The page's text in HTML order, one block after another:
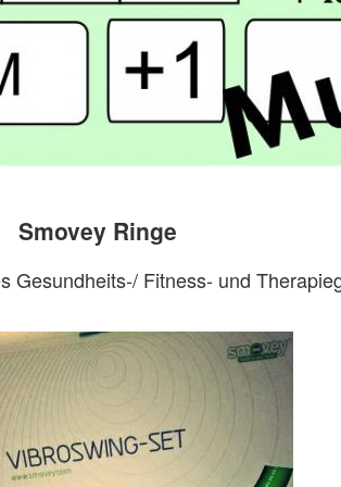
Smovey Ringe
Gesundheits-/ Fitness- und